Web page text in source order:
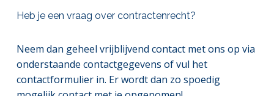
Heb je een vraag over contractenrecht?
Neem dan geheel vrijblijvend contact met ons op via
onderstaande contactgegevens of vul het
contactformulier in. Er wordt dan zo spoedig